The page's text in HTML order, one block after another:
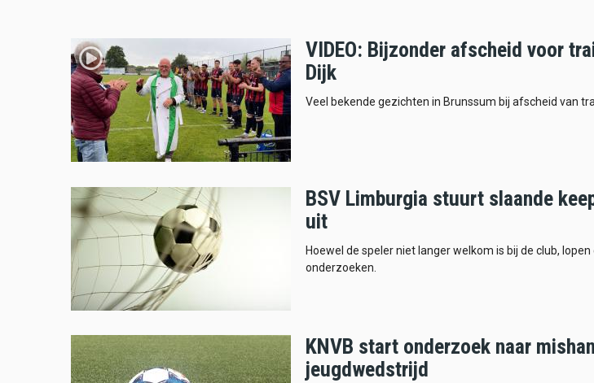
VIDEO: Bijzonder afscheid voor
Dijk
Veel bekende gezichten in Brunssum bij afscheid van
BSV Limburgia stuurt slaande
uit
Hoewel de speler niet langer welkom is bij de club, lopen
onderzoeken.
KNVB start onderzoek naar
jeugdwedstrijd